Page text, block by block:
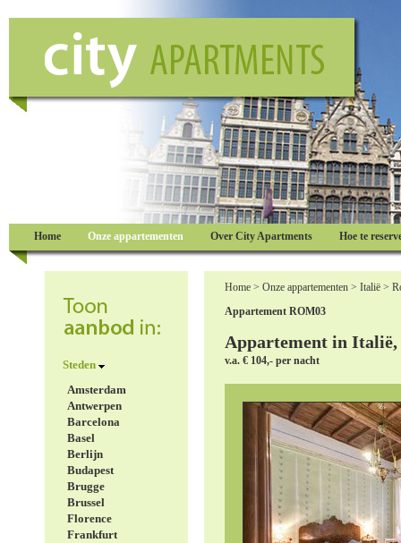
Steden
Amsterdam
Antwerpen
Barcelona
Basel
Berlijn
Budapest
Brugge
Brussel
Florence
Frankfurt
Home > Onze appartementen > Italië >
Appartement ROM03
Appartement in Italië,
v.a. € 104,- per nacht
Home Onze appartementen Over City Apartments Hoe te